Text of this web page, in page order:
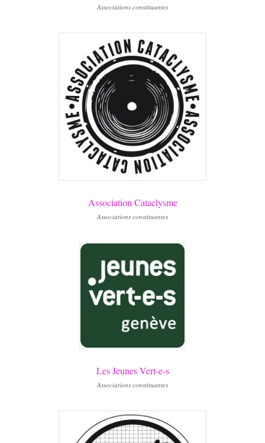
Associations constituantes
Association Cataclysme
Associations constituantes
Les Jeunes Vert-e-s
Associations constituantes